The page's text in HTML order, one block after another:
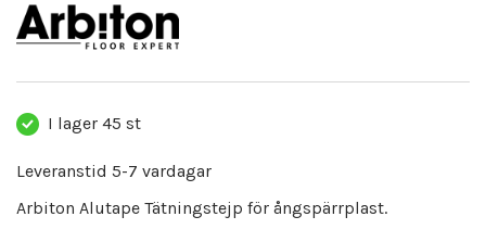
I lager 45 st
Leveranstid 5-7 vardagar
Arbiton Alutape Tätningstejp för ångspärrplast.